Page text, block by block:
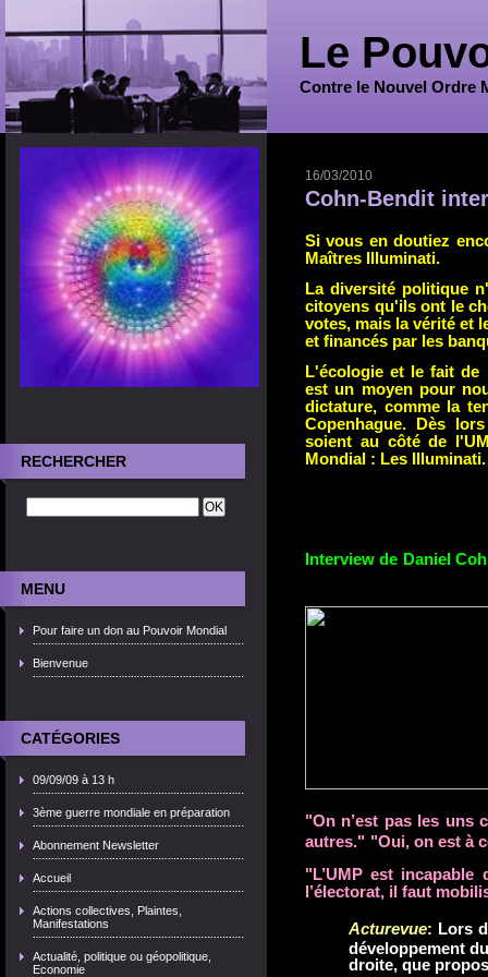
Le
Contre le Nouvel Ordre
RECHERCHER
MENU
Pour faire un don au Pouvoir Mondial
Bienvenue
CATÉGORIES
09/09/09 à 13 h
3ème guerre mondiale en préparation
Abonnement Newsletter
Accueil
Actions collectives, Plaintes,
Manifestations
Actualité, politique ou géopolitique,
Economie
16/03/2010
Cohn-Bendit
Si vous en doutiez
Maîtres Illuminati.
La diversité politique
citoyens qu'ils ont le
votes, mais la vérité et
et financés par les
L'écologie et le fait de
est un moyen pour
dictature, comme la
Copenhague. Dès
soient au côté de
Mondial : Les Illuminati.
Interview de Daniel
"On n’est pas les uns
autres." "Oui, on est à
"L’UMP est
l’électorat, il faut
Acturevue: Lors
développement
droite, que